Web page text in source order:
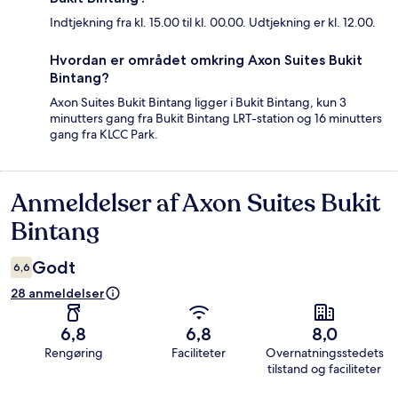
Indtjekning fra kl. 15.00 til kl. 00.00. Udtjekning er kl. 12.00.
Hvordan er området omkring Axon Suites Bukit
Bintang?
Axon Suites Bukit Bintang ligger i Bukit Bintang, kun 3
minutters gang fra Bukit Bintang LRT-station og 16 minutters
gang fra KLCC Park.
Anmeldelser
Anmeldelser af Axon Suites Bukit
Bintang
6,6 Godt
28 anmeldelser
6,8
Rengøring
6,8
Faciliteter
8,0
Overnatningsstedets
tilstand og faciliteter